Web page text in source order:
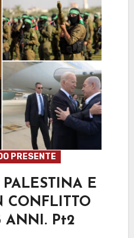
PRESENTE
E
CONFLITTO
ANNI. Pt2